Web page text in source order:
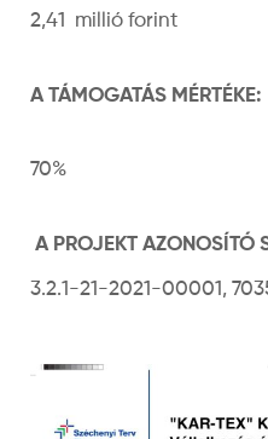
2,41 millió forint
A TÁMOGATÁS MÉRTÉKE:
70%
A PROJEKT AZONOSÍTÓ
3.2.1-21-2021-00001,